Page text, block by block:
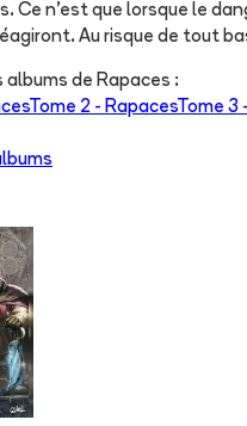
Ce n'est que lorsque le
Au risque de tout
albums de Rapaces :
Tome 2 - RapacesTome 3 -